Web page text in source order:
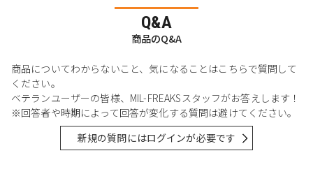
Q&A
商品のQ&A
商品についてわからないこと、気になることはこちらで質問して
ください。
ベテランユーザーの皆様、MIL-FREAKSスタッフがお答えします！
※回答者や時期によって回答が変化する質問は避けてください。
新規の質問にはログインが必要です